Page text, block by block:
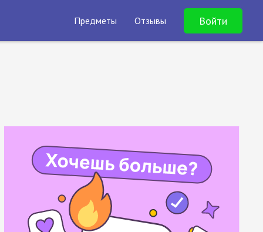
Предметы Отзывы Войти